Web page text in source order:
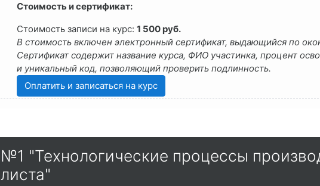
Стоимость и сертификат:
Стоимость записи на курс: 1 500 руб.
В стоимость включен электронный сертификат, выдающийся по
Сертификат содержит название курса, ФИО участинка, процент
и уникальный код, позволяющий проверить подлинность.
№1 "Технологические процессы
листа"